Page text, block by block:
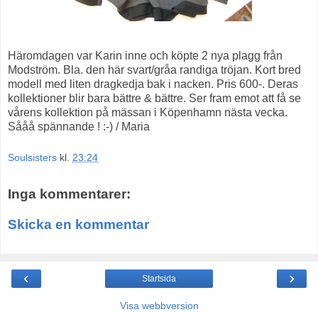
Häromdagen var Karin inne och köpte 2 nya plagg från
Modström. Bla. den här svart/gråa randiga tröjan. Kort bred
modell med liten dragkedja bak i nacken. Pris 600-. Deras
kollektioner blir bara bättre & bättre. Ser fram emot att få se
vårens kollektion på mässan i Köpenhamn nästa vecka.
Sååå spännande ! :-) / Maria
Soulsisters kl. 23:24
Inga kommentarer:
Skicka en kommentar
‹ ›
Startsida
Visa webbversion